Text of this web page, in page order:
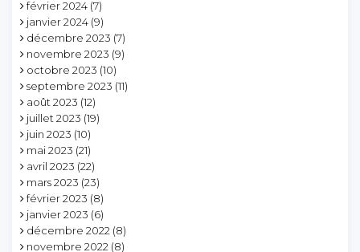
février 2024 (7)
janvier 2024 (9)
décembre 2023 (7)
novembre 2023 (9)
octobre 2023 (10)
septembre 2023 (11)
août 2023 (12)
juillet 2023 (19)
juin 2023 (10)
mai 2023 (21)
avril 2023 (22)
mars 2023 (23)
février 2023 (8)
janvier 2023 (6)
décembre 2022 (8)
novembre 2022 (8)